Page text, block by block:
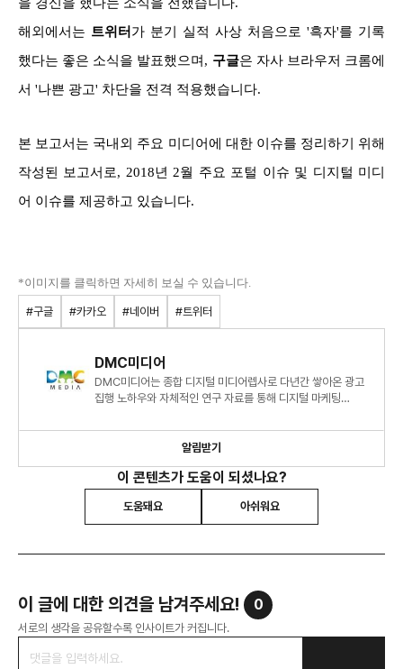
해외에서는 트위터가 분기 실적 사상 처음으로 '흑자'를 기록
했다는 좋은 소식을 발표했으며, 구글은 자사 브라우저 크롬에
서 '나쁜 광고' 차단을 전격 적용했습니다.
본 보고서는 국내외 주요 미디어에 대한 이슈를 정리하기 위해
작성된 보고서로, 2018년 2월 주요 포털 이슈 및 디지털 미디
어 이슈를 제공하고 있습니다.
*이미지를 클릭하면 자세히 보실 수 있습니다.
#구글 #카카오 #네이버 #트위터
DMC미디어
DMC미디어는 종합 디지털 미디어렙사로 다년간 쌓아온 광고
집행 노하우와 자체적인 연구 자료를 통해 디지털 마케팅
알림받기
이 콘텐츠가 도움이 되셨나요?
도움돼요 아쉬워요
이 글에 대한 의견을 남겨주세요! 0
서로의 생각을 공유할수록 인사이트가 커집니다.